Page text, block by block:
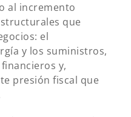
al incremento
que
el
y los suministros,
y,
presión fiscal que